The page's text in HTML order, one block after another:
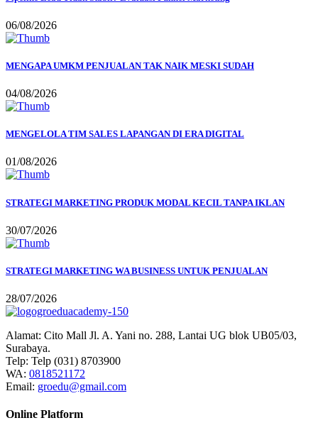
06/08/2026
MENGAPA UMKM PENJUALAN TAK NAIK MESKI SUDAH
04/08/2026
MENGELOLA TIM SALES LAPANGAN DI ERA DIGITAL
01/08/2026
STRATEGI MARKETING PRODUK MODAL KECIL TANPA IKLAN
30/07/2026
STRATEGI MARKETING WA BUSINESS UNTUK PENJUALAN
28/07/2026
Alamat: Cito Mall Jl. A. Yani no. 288, Lantai UG blok UB05/03,
Surabaya.
Telp: Telp (031) 8703900
WA: 0818521172
Email: groedu@gmail.com
Online Platform